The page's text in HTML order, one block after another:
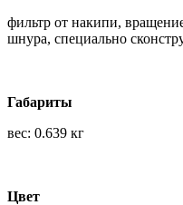
фильтр от накипи,
шнура, специально
Габариты
вес: 0.639 кг
Цвет